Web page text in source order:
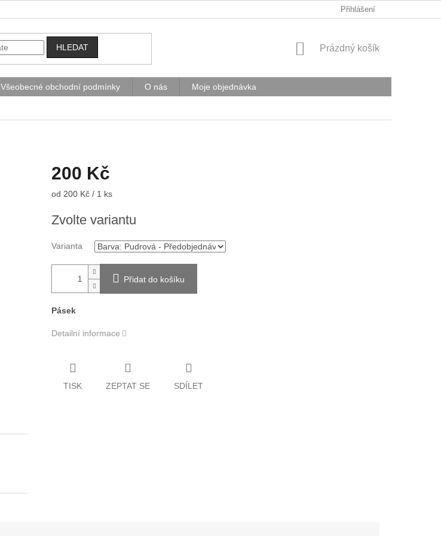
Přihlášení
HLEDAT
NÁKUPNÍ
Prázdný košík
Všeobecné obchodní podmínky O nás Moje objednávka
200 Kč
Měrná
od 200 Kč / 1 ks
Zvolte variantu
Varianta
Přidat do košíku
Pásek
Detailní informace
TISK ZEPTAT SE SDÍLET